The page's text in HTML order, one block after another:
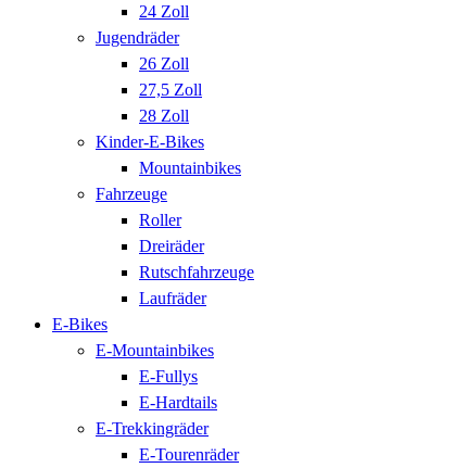
24 Zoll
Jugendräder
26 Zoll
27,5 Zoll
28 Zoll
Kinder-E-Bikes
Mountainbikes
Fahrzeuge
Roller
Dreiräder
Rutschfahrzeuge
Laufräder
E-Bikes
E-Mountainbikes
E-Fullys
E-Hardtails
E-Trekkingräder
E-Tourenräder